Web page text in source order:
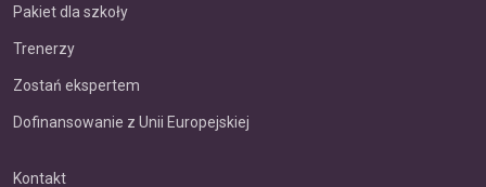
Pakiet dla szkoły
Trenerzy
Zostań ekspertem
Dofinansowanie z Unii Europejskiej
Kontakt